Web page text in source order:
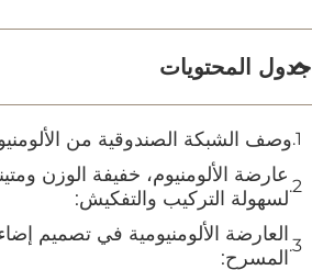
جدول المحتويات
وصف الشبكة الصندوقية من
عارضة الألومنيوم، خفيفة الوزن
لسهولة التركيب والتفكيش:
العارضة الألومنيومية في تصميم
المسرح: